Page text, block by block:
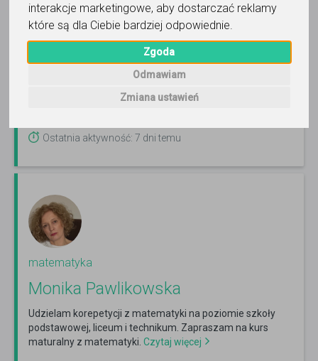
interakcje marketingowe, aby dostarczać reklamy
które są dla Ciebie bardziej odpowiednie.
Zgoda
Odmawiam
Zmiana ustawień
mgr matematyki i fizykiCzytaj więcej
Online, Skierniewice i 44 inne 22opinie
Ostatnia aktywność: 7 dni temu
matematyka
Monika Pawlikowska
Udzielam korepetycji z matematyki na poziomie szkoły
podstawowej, liceum i technikum. Zapraszam na kurs
maturalny z matematyki. Czytaj więcej